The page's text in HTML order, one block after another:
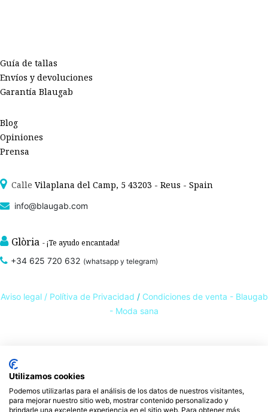
Guía de tallas
Envíos y devoluciones
Garantía Blaugab
Blog
Opiniones
Prensa
Calle Vilaplana del Camp, 5 43203 - Reus - Spain
info@blaugab.com
Glòria - ¡Te ayudo encantada!
+34 625 720 632 (whatsapp y telegram)
Aviso legal / Polítiva de Privacidad / Condiciones de venta - Blaugab
- Moda sana
ropa interior de algodón orgánico,
sostenibles con certificado GOTS
Expertos en ropa para piel sensible, ropa para piel delicada y enfermedades
ambientales. Ropa interior sostenible.
Utilizamos cookies
Podemos utilizarlas para el análisis de los datos de nuestros visitantes,
para mejorar nuestro sitio web, mostrar contenido personalizado y
brindarle una excelente experiencia en el sitio web. Para obtener más